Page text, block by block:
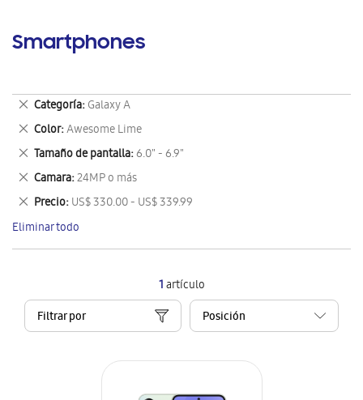
Smartphones
1artículo
Filtrar por
Categoría Galaxy A
Eliminar
este
artículo
Color Awesome Lime
Eliminar
este
artículo
Tamaño de pantalla 6.0" - 6.9"
Eliminar
este
artículo
Camara 24MP o más
Eliminar
este
artículo
Precio US$ 330.00 - US$ 339.99
Eliminar
este
artículo
Eliminar todo